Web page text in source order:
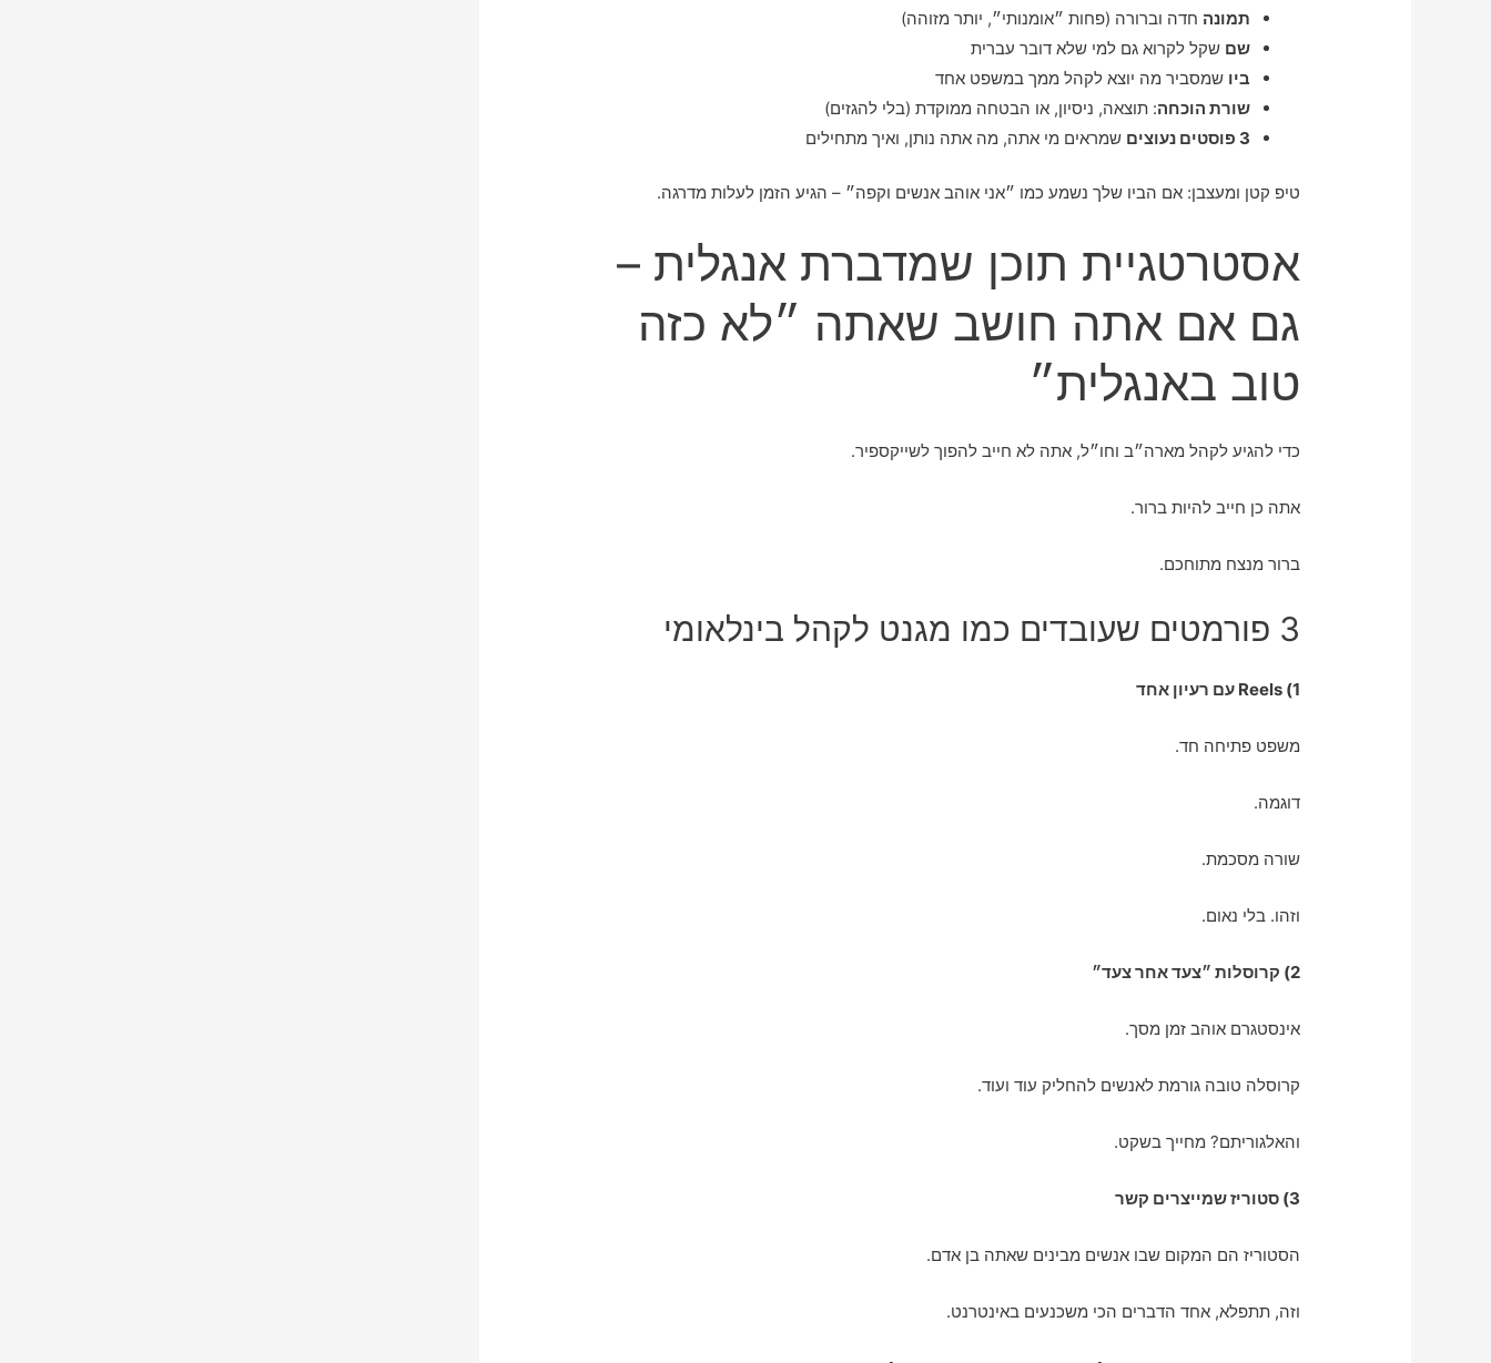
תמונה חדה וברורה (פחות ״אומנותי״, יותר מזוהה)
שם שקל לקרוא גם למי שלא דובר עברית
ביו שמסביר מה יוצא לקהל ממך במשפט אחד
שורת הוכחה: תוצאה, ניסיון, או הבטחה ממוקדת (בלי להגזים)
3 פוסטים נעוצים
שמראים מי אתה, מה אתה נותן, ואיך מתחילים
טיפ קטן ומעצבן: אם הביו שלך נשמע כמו ״אני אוהב אנשים וקפה״ – הגיע הזמן לעלות מדרגה.
אסטרטגיית תוכן שמדברת אנגלית –
גם אם אתה חושב שאתה ״לא כזה
טוב באנגלית״
כדי להגיע לקהל מארה״ב וחו״ל, אתה לא חייב להפוך לשייקספיר.
אתה כן חייב להיות ברור.
ברור מנצח מתוחכם.
3 פורמטים שעובדים כמו מגנט לקהל בינלאומי
1) Reels עם רעיון אחד
משפט פתיחה חד.
דוגמה.
שורה מסכמת.
וזהו. בלי נאום.
2) קרוסלות ״צעד אחר צעד״
אינסטגרם אוהב זמן מסך.
קרוסלה טובה גורמת לאנשים להחליק עוד ועוד.
והאלגוריתם? מחייך בשקט.
3) סטוריז שמייצרים קשר
הסטוריז הם המקום שבו אנשים מבינים שאתה בן אדם.
וזה, תתפלא, אחד הדברים הכי משכנעים באינטרנט.